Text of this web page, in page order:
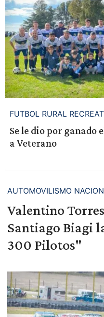
FUTBOL RURAL
Se le dio por ganado
a Veterano
AUTOMOVILISMO
Valentino
Santiago Biagi
300 Pilotos"